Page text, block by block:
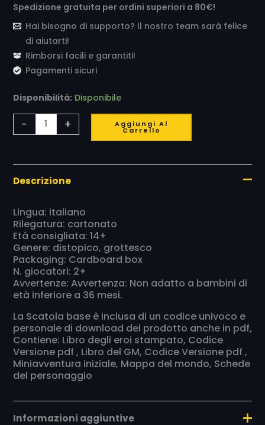
Spedizione gratuita per ordini superiori a 80€!
Hai bisogno di supporto? Il nostro team sarà felice
di aiutarti!
Rimborsi facili e garantiti!
Pagamenti sicuri
Disponibilità: Disponibile
- + Aggiungi Al
Carrello
Descrizione
Lingua: italiano
Rilegatura: cartonato
Età consigliata: 14+
Genere: distopico, grottesco
Packaging: Cardboard box
N. giocatori: 2+
Avvertenze: Avvertenza: Non adatto a bambini di
età inferiore a 36 mesi.
La Scatola base è inclusa di un codice univoco e
personale di download del prodotto anche in pdf,
Contiene: Libro degli eroi stampato, Codice
Versione pdf , Libro del GM, Codice Versione pdf ,
Miniavventura iniziale, Mappa del mondo, Schede
del personaggio
Informazioni aggiuntive